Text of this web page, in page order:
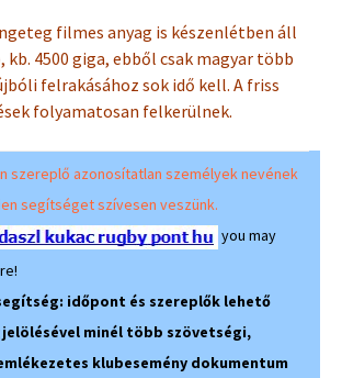
filmes anyag is készenlétben áll
kb. 4500 giga, ebből csak magyar több
felrakásához sok idő kell. A friss
folyamatosan felkerülnek.
szereplő azonosítatlan személyek nevének
segítséget szívesen veszünk.
you may
időpont és szereplők lehető
minél több szövetségi,
klubesemény dokumentum